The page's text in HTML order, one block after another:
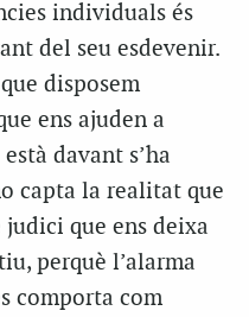
individuals és
del seu esdevenir.
disposem
ens ajuden a
davant s’ha
capta la realitat que
judici que ens deixa
perquè l’alarma
comporta com